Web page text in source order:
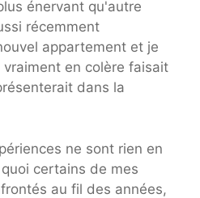
énervant qu'autre
récemment
appartement et je
en colère faisait
dans la
ne sont rien en
certains de mes
au fil des années,